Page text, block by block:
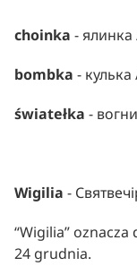
choinka - ялинка
bombka -
światełka -
Wigilia -
“Wigilia”
24 grudnia.